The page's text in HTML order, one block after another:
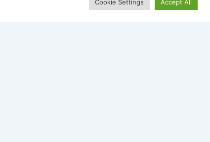
Cookie Settings Accept All